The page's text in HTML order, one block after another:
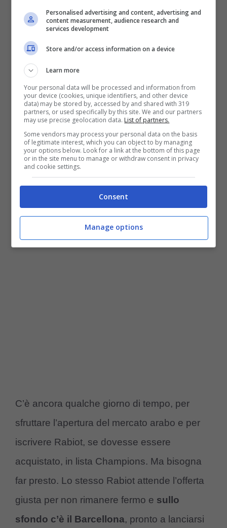
cessione di Bennacer. Ma proprio questo
aspetto sarà quello cruciale
ancora l’assalto a Rabiot.
I contatti con il francese ex Juventus vanno
avanti da un po’, per il momento il giocatore
non ha accettato la proposta ricevuta dai
dirigenti milanisti. Il club rossonero, però,
proverà ancora a piazzare Bennacer nei
mercati ancora aperti, in primis l’Arabia
Saudita, per ottenere dalla sua cessione i
soldi necessariper aumentare l’offerta a
Rabiot
C’è ancora qualche giorno di tempo, per
sfruttare l’apertura del mercato arabo e per
iscrivere Rabiot, se dovesse essere
acquistato, in lista Champions. Ma bisogna
far presto. Lo stesso Rabiot attende l’offerta
giusta per non rimanere fermo e sullo
sfondo c’è il Barcellona, pronto a lanciarsi
Personalised advertising and content, advertising and
content measurement, audience research and
services development
Store and/or access information on a device
Learn more
Your personal data will be processed and information from
your device (cookies, unique identifiers, and other device
data) may be stored by, accessed by and shared with 319
partners, or used specifically by this site. We and our partners
may use precise geolocation data. List of partners.
Some vendors may process your personal data on the basis
of legitimate interest, which you can object to by managing
your options below. Look for a link at the bottom of this page
or in the site menu to manage or withdraw consent in privacy
and cookie settings.
Consent
Manage options